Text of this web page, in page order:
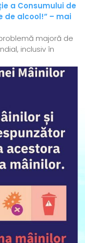
a Consumului de
de alcool!” – mai
majoră de
inclusiv în